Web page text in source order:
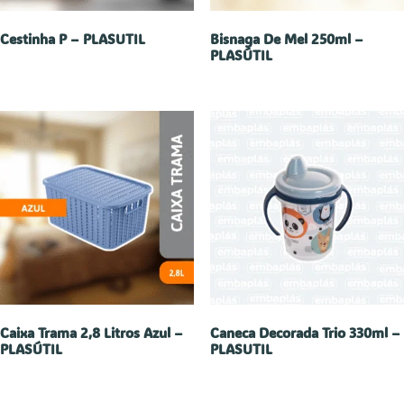
Cestinha P – PLASUTIL
Bisnaga De Mel 250ml –
PLASÚTIL
Caixa Trama 2,8 Litros Azul –
PLASÚTIL
Caneca Decorada Trio 330ml –
PLASUTIL